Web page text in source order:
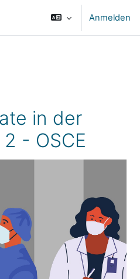
Anmelden
in der
- OSCE